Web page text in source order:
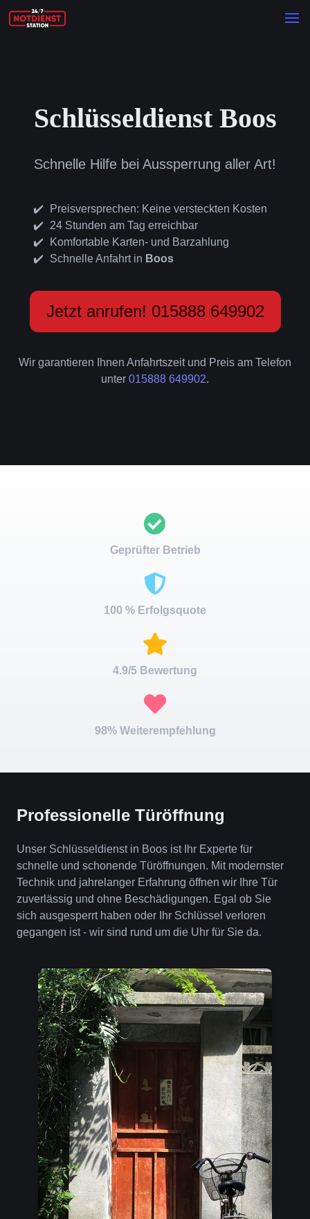
Schlüsseldienst Boos
Schnelle Hilfe bei Aussperrung aller Art!
Preisversprechen: Keine versteckten Kosten
24 Stunden am Tag erreichbar
Komfortable Karten- und Barzahlung
Schnelle Anfahrt in Boos
Jetzt anrufen! 015888 649902
Wir garantieren Ihnen Anfahrtszeit und Preis am Telefon
unter 015888 649902.
Geprüfter Betrieb
100 % Erfolgsquote
4.9/5 Bewertung
98% Weiterempfehlung
Professionelle Türöffnung
Unser Schlüsseldienst in Boos ist Ihr Experte für
schnelle und schonende Türöffnungen. Mit modernster
Technik und jahrelanger Erfahrung öffnen wir Ihre Tür
zuverlässig und ohne Beschädigungen. Egal ob Sie
sich ausgesperrt haben oder Ihr Schlüssel verloren
gegangen ist - wir sind rund um die Uhr für Sie da.